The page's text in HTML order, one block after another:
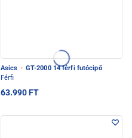
Asics · GT-2000 14 férfi futócipő
Férfi
63.990 FT